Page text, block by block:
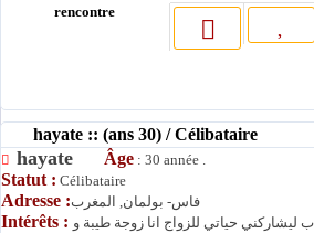
hayate :: (ans 30) / Célibataire
hayate Âge : 30 année .
Statut : Célibataire
Adresse :فاس- بولمان, المغرب
Intérêts : حياتي للزواج انا زوجة طيبة و